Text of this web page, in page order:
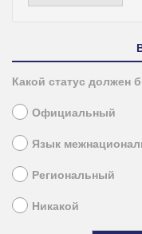
Какой статус должен
Официальный
Язык
Региональный
Никакой